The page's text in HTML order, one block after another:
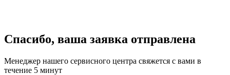
Спасибо, ваша заявка отправлена
Менеджер нашего сервисного центра свяжется с вами в
течение 5 минут